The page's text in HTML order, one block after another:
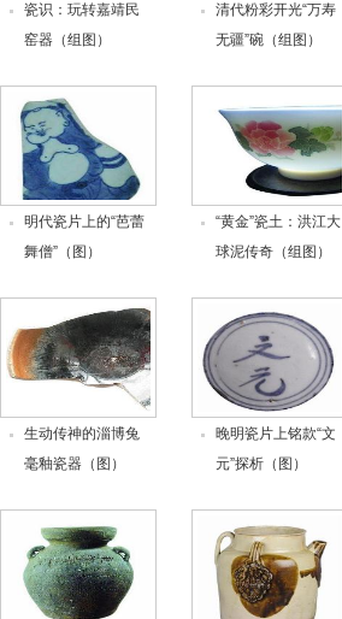
瓷识：玩转嘉靖民
窑器（组图）
清代粉彩开光“万寿
无疆”碗（组图）
明代瓷片上的“芭蕾
舞僧”（图）
“黄金”瓷土：洪江大
球泥传奇（组图）
生动传神的淄博兔
毫釉瓷器（图）
晚明瓷片上铭款“文
元”探析（图）